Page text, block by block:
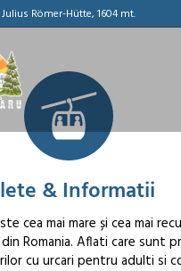
Julius Römer-Hütte, 1604 mt.
& Informatii
cea mai mare și cea mai
Romania. Aflati care sunt
cu urcari pentru adulti si